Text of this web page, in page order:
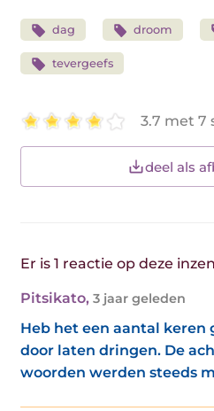
dag droom
tevergeefs
3.7 met 7
deel als
Er is 1 reactie op deze
Pitsikato, 3 jaar geleden
Heb het een aantal keren
door laten dringen. De
woorden werden steeds